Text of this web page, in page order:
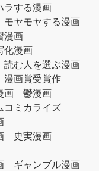
ラする漫画
モヤモヤする漫画
漫画
化漫画
読む人を選ぶ漫画
漫画賞受賞作
画
鬱漫画
コミカライズ
史実漫画
ギャンブル漫画